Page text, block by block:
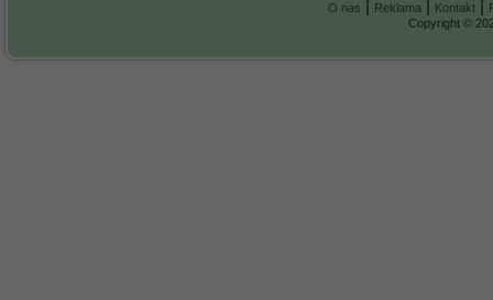
O nas Reklama Kontakt
Copyright ©